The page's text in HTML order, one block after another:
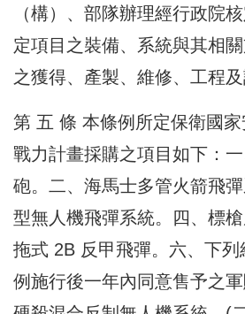
（構）、部隊辦理經行政院
定項目之裝備、系統與其相
之獲得、產製、維修、工程及
第 五 條 本條例所定保衛國
戰力計畫採購之項目如下：
砲。二、海馬士多管火箭飛
型無人機飛彈系統。四、標槍
拖式 2B 反甲飛彈。六、下
例施行後一年內同意售予之軍